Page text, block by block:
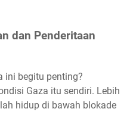
dan Penderitaan
ini begitu penting?
Gaza itu sendiri. Lebih
hidup di bawah blokade